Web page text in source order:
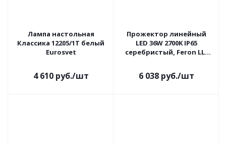
Лампа настольная
Классика 12205/1T белый
Eurosvet
4 610руб./шт
Прожектор линейный
LED 36W 2700K IP65
серебристый, Feron LL-
6 038руб./шт